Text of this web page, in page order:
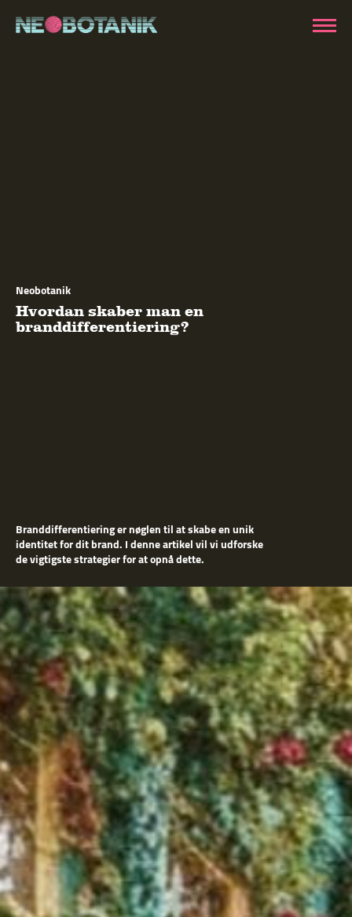
Neobotanik
Hvordan skaber man en
branddifferentiering?
Branddifferentiering er nøglen til at skabe en unik
identitet for dit brand. I denne artikel vil vi udforske
de vigtigste strategier for at opnå dette.